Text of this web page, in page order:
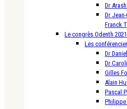
Dr
Dr
Franck
Le congrès Odenth 2021
Les
Dr
Dr
Gilles
Alain
Pascal